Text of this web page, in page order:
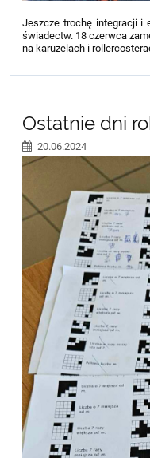
Jeszcze trochę integracji i
świadectw. 18 czerwca
na karuzelach i
Ostatnie dni
20.06.2024